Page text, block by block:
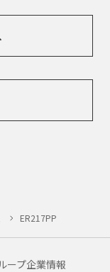
ER217PP
ープ企業情報